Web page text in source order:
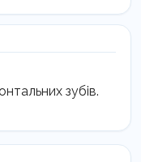
зубів.